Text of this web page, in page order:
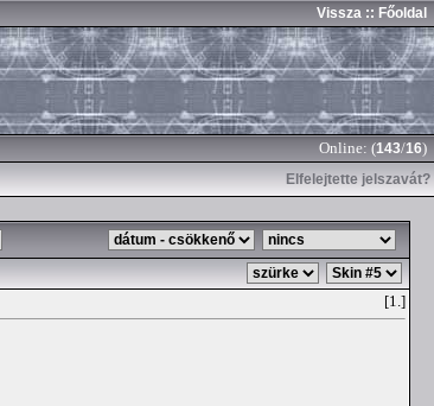
Vissza :: Főoldal
Online: (143/16)
Elfelejtette jelszavát?
[1.]